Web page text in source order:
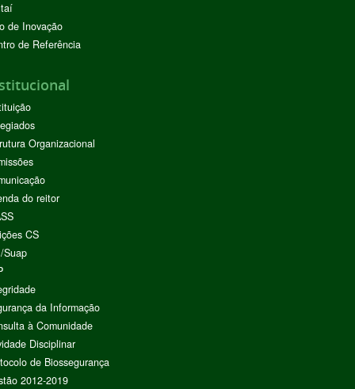
de Inovação
de Referência
Organizacional
do reitor
CS
Suap
da Informação
à Comunidade
Disciplinar
de Biossegurança
2012-2019